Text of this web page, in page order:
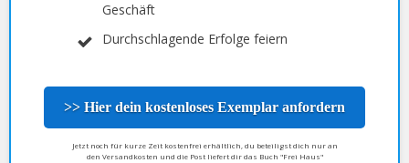
Geschäft
Durchschlagende Erfolge feiern
>> Hier dein kostenloses Exemplar anfordern
Jetzt noch für kurze Zeit kostenfrei erhältlich, du beteiligst dich nur an
den Versandkosten und die Post liefert dir das Buch "Frei Haus"